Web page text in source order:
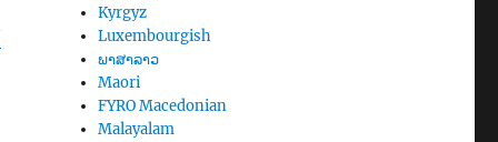
Kyrgyz
Luxembourgish
ພາສາລາວ
Maori
FYRO Macedonian
Malayalam